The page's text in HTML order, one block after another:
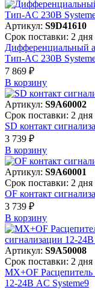
Артикул: S9D41610
Срок поставки: 2 дня
Дифференциальный
Тип-AC 230В
7 869 ₽
В корзинy
Артикул: S9A60002
Срок поставки: 2 дня
SD контакт
3 739 ₽
В корзинy
Артикул: S9A60001
Срок поставки: 2 дня
OF контакт
3 739 ₽
В корзинy
Артикул: S9A50008
Срок поставки: 2 дня
MX+OF Расцепитель
12-24В AC Systeme9